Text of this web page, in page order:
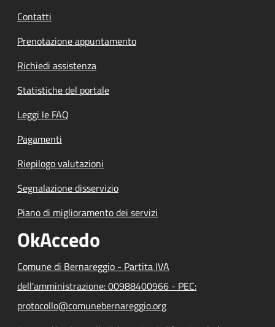
Contatti
Prenotazione appuntamento
Richiedi assistenza
Statistiche del portale
Leggi le FAQ
Pagamenti
Riepilogo valutazioni
Segnalazione disservizio
Piano di miglioramento dei servizi
OkAccedo
Comune di Bernareggio - Partita IVA
dell'amministrazione: 00988400966 - PEC:
protocollo@comunebernareggio.org